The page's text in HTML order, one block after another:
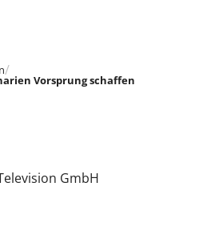
Vorsprung schaffen
GmbH